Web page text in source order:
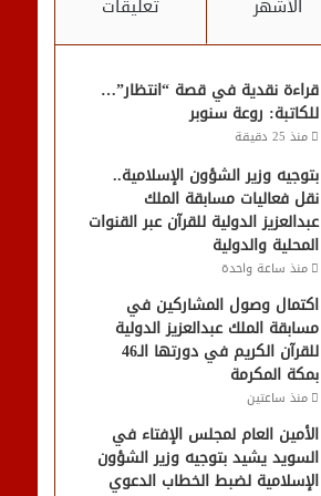
الأشهر تعليقات
قراءة نقدية في قصة “انتظار”…
للكاتبة: روعة سنوبر
منذ 25 دقيقة
بتوجيه وزير الشؤون الإسلامية..
نقل فعاليات مسابقة الملك
عبدالعزيز الدولية للقرآن عبر القنوات
المحلية والدولية
منذ ساعة واحدة
اكتمال وصول المشاركين في
مسابقة الملك عبدالعزيز الدولية
للقرآن الكريم في دورتها الـ46
بمكة المكرمة
منذ ساعتين
الأمين العام لمجلس الإفتاء في
السويد يشيد بتوجيه وزير الشؤون
الإسلامية لضبط الخطاب الدعوي